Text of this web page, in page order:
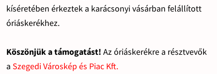
kíséretében érkeztek a karácsonyi vásárban felállított
óriáskerékhez.
Köszönjük a támogatást! Az óriáskerékre a résztvevők
a Szegedi Városkép és Piac Kft.